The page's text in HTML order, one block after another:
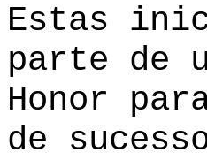
Estas
parte de
Honor
de